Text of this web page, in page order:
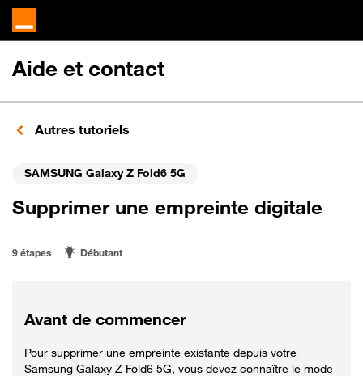
Aide et contact
Autres tutoriels
SAMSUNG Galaxy Z Fold6 5G
Supprimer une empreinte digitale
9 étapes Débutant
Avant de commencer
Pour supprimer une empreinte existante depuis votre
Samsung Galaxy Z Fold6 5G, vous devez connaître le mode